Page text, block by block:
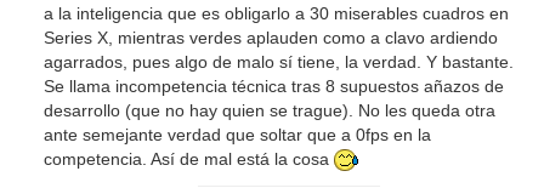
a la inteligencia que es obligarlo a 30 miserables cuadros en
Series X, mientras verdes aplauden como a clavo ardiendo
agarrados, pues algo de malo sí tiene, la verdad. Y bastante.
Se llama incompetencia técnica tras 8 supuestos añazos de
desarrollo (que no hay quien se trague). No les queda otra
ante semejante verdad que soltar que a 0fps en la
competencia. Así de mal está la cosa